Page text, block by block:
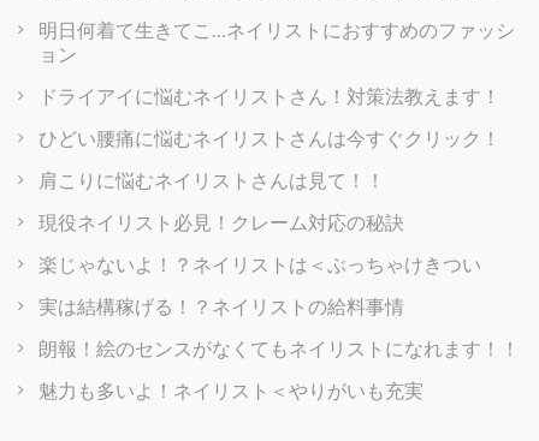
明日何着て生きてこ…ネイリストにおすすめのファッシ
ョン
ドライアイに悩むネイリストさん！対策法教えます！
ひどい腰痛に悩むネイリストさんは今すぐクリック！
肩こりに悩むネイリストさんは見て！！
現役ネイリスト必見！クレーム対応の秘訣
楽じゃないよ！？ネイリストは＜ぶっちゃけきつい
実は結構稼げる！？ネイリストの給料事情
朗報！絵のセンスがなくてもネイリストになれます！！
魅力も多いよ！ネイリスト＜やりがいも充実